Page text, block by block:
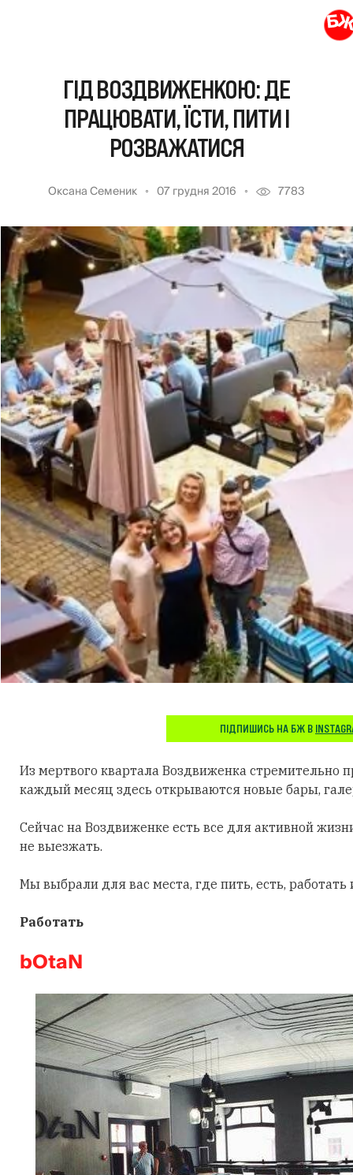
ГІД ВОЗДВИЖЕНКОЮ: ДЕ
ПРАЦЮВАТИ, ЇСТИ, ПИТИ І
РОЗВАЖАТИСЯ
Оксана Семеник 07 грудня 2016 7783
ПІДПИШИСЬ НА БЖ В
Из мертвого квартала Воздвиженка стремительно
каждый месяц здесь открываются новые бары,
Сейчас на Воздвиженке есть все для активной
не выезжать.
Мы выбрали для вас места, где пить, есть, работать
Работать
bOtaN